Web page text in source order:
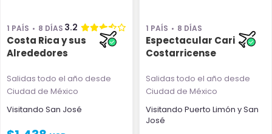
1 PAÍS 8 DÍAS 3.2
Costa Rica y sus
Alrededores
Salidas todo el año desde
Ciudad de México
Visitando San José
1 PAÍS 8 DÍAS
Espectacular Caribe
Costarricense
Salidas todo el año desde
Ciudad de México
Visitando Puerto Limón ySan
José